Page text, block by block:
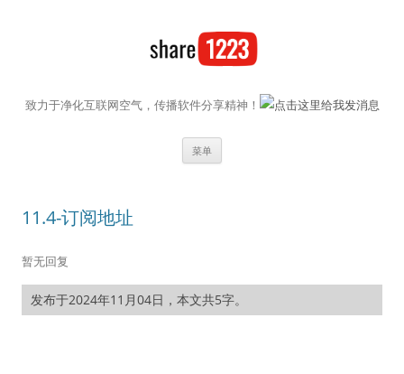
致力于净化互联网空气，传播软件分享精神！
菜单
11.4-订阅地址
暂无回复
发布于2024年11月04日，本文共5字。